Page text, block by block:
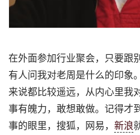
在外面参加行业聚会，只要跟
有人问我对老周是什么的印象
来说都比较遥远，从内心里我
事有魄力，敢想敢做。记得才
事的眼里，搜狐，网易，新浪